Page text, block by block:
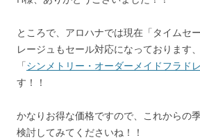
ところで、アロハナでは現在「タイムセ
レージュもセール対応になっております
「シンメトリー・オーダーメイドフラド
す！！
かなりお得な価格ですので、これからの
検討してみてくださいね！！